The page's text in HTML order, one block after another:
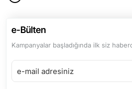
e-Bülten
Kampanyalar başladığında ilk siz
e-
mail
adresiniz